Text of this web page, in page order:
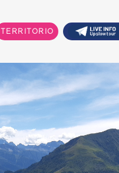
TERRITORIO